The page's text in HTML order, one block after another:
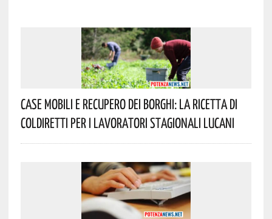
Case Mobili E Recupero Dei Borghi: La Ricetta Di
Coldiretti Per I Lavoratori Stagionali Lucani